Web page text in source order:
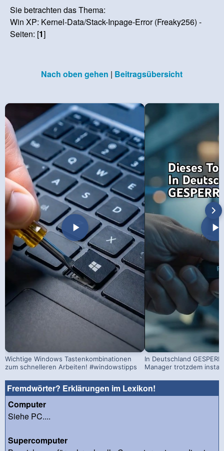
Sie betrachten das Thema:
Win XP: Kernel-Data/Stack-Inpage-Error (Freaky256) -
Seiten: [1]
Nach oben gehen | Beitragsübersicht
Wichtige Windows Tastenkombinationen
zum schnelleren Arbeiten! #windowstipps
In Deutschland
Manager trotzdem
Fremdwörter? Erklärungen im Lexikon!
Computer
Siehe PC....
Supercomputer